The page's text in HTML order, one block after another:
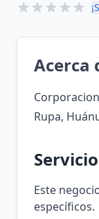
Acerca
Rupa,
Este
específicos.